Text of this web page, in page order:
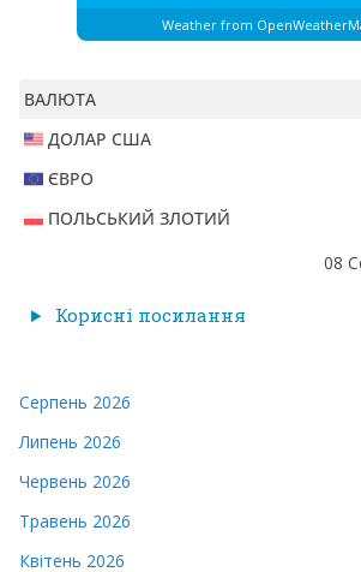
Weather from
ВАЛЮТА
ДОЛАР США
ЄВРО
ПОЛЬСЬКИЙ ЗЛОТИЙ
08
Корисні посилання
Серпень 2026
Липень 2026
Червень 2026
Травень 2026
Квітень 2026